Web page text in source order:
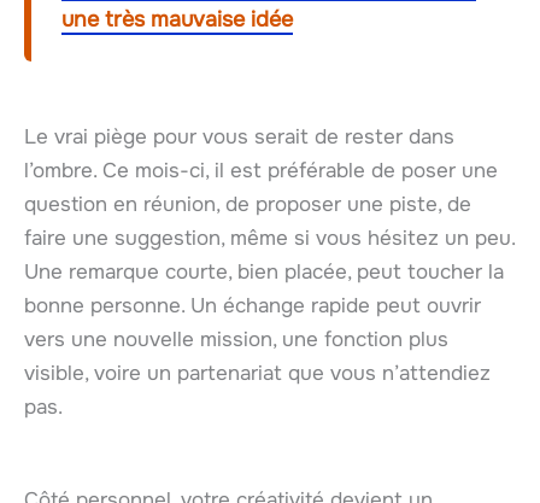
une très mauvaise idée
Le vrai piège pour vous serait de rester dans
l’ombre. Ce mois-ci, il est préférable de poser une
question en réunion, de proposer une piste, de
faire une suggestion, même si vous hésitez un peu.
Une remarque courte, bien placée, peut toucher la
bonne personne. Un échange rapide peut ouvrir
vers une nouvelle mission, une fonction plus
visible, voire un partenariat que vous n’attendiez
pas.